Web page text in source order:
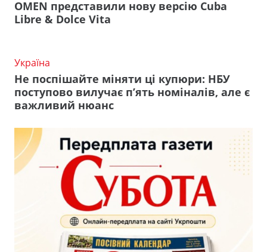
OMEN представили нову версію Cuba
Libre & Dolce Vita
Україна
Не поспішайте міняти ці купюри: НБУ
поступово вилучає п’ять номіналів, але є
важливий нюанс